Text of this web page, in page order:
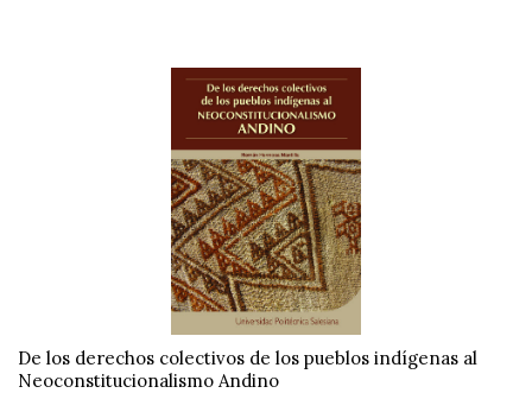
De los derechos colectivos de los pueblos indígenas al
Neoconstitucionalismo Andino